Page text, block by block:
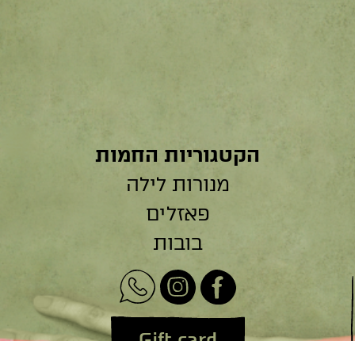
הקטגוריות החמות
מנורות לילה
פאזלים
בובות